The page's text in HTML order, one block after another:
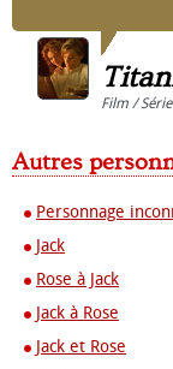
Film / Série
Autres
Personnage
Jack
Rose à Jack
Jack à Rose
Jack et Rose